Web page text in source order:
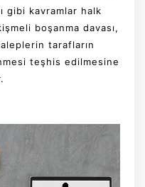
gibi kavramlar halk
boşanma davası,
tarafların
teşhis edilmesine